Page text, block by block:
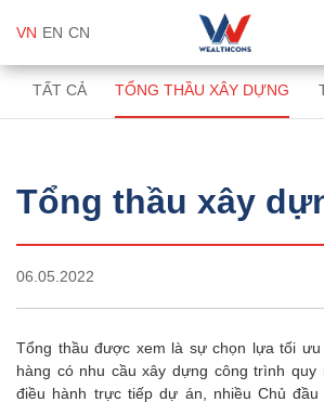
VN EN CN
TẤT CẢ TỔNG THẦU XÂY DỰNG
Tổng thầu xây
06.05.2022
Tổng thầu được xem là sự chọn lựa tối ưu
hàng có nhu cầu xây dựng công trình quy
điều hành trực tiếp dự án, nhiều Chủ